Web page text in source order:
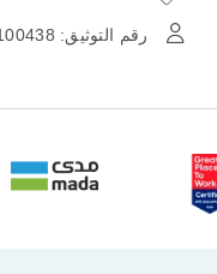
رقم التوثيق: 0000100438